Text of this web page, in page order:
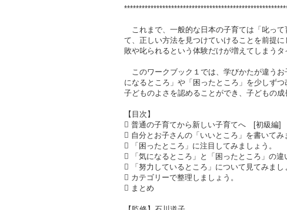
これまで、一般的な日本の子育ては「叱っ
て、正しい方法を見つけていけることを前提
敗や叱られるという体験だけが増えてしまうタ
このワークブック１では、学びかたが違う
になるところ」や「困ったところ」を少しず
子どものよさを認めることができ、子どもの
【目次】
 普通の子育てから新しい子育てへ [初級編]
 自分とお子さんの「いいところ」を書いてみ
 「困ったところ」に注目してみましょう。
 「気になるところ」と「困ったところ」の違
 「努力しているところ」について見てみまし
 カテゴリーで整理しましょう。
 まとめ